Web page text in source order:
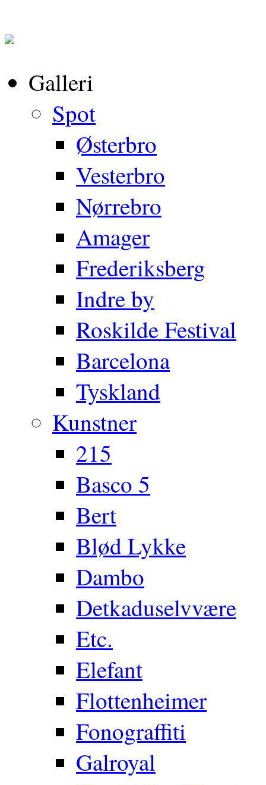
Galleri
Spot
Østerbro
Vesterbro
Nørrebro
Amager
Frederiksberg
Indre by
Roskilde Festival
Barcelona
Tyskland
Kunstner
215
Basco 5
Bert
Blød Lykke
Dambo
Detkaduselvvære
Etc.
Elefant
Flottenheimer
Fonograffiti
Galroyal